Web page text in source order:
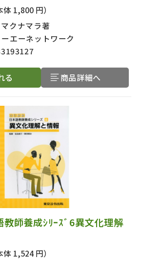
体 1,800 円）
クナマラ著
エーネットワーク
る 商品詳細へ
教師養成ｼﾘｰｽﾞ6異文化理解
体 1,524 円）